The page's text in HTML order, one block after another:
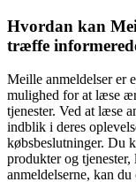
Hvordan kan
træffe
Meille anmeldelser er
mulighed for at læse
tjenester. Ved at læse
indblik i deres
købsbeslutninger. Du
produkter og
anmeldelserne, kan